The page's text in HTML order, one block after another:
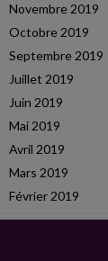
Novembre 2019
Octobre 2019
Septembre 2019
Juillet 2019
Juin 2019
Mai 2019
Avril 2019
Mars 2019
Février 2019